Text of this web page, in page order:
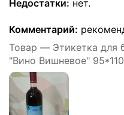
Недостатки: нет.
Комментарий:
Товар — Этикетка для
"Вино Вишневое"